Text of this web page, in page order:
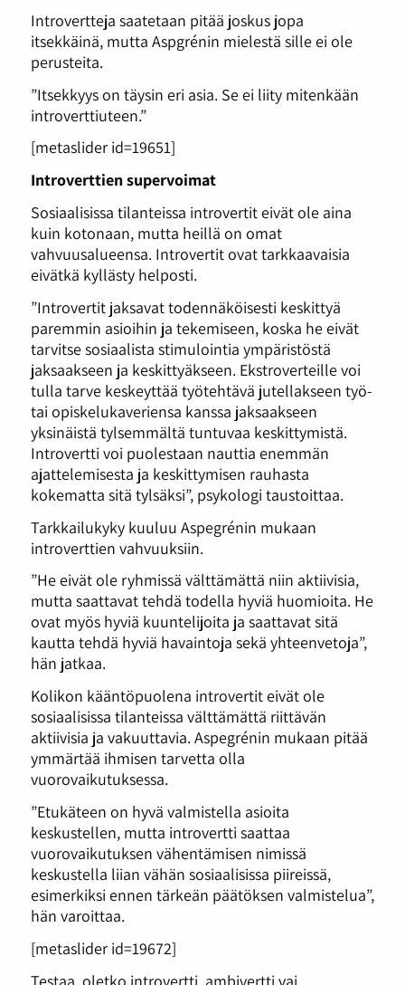
Introvertteja saatetaan pitää joskus jopa
itsekkäinä, mutta Aspgrénin mielestä sille ei ole
perusteita.
”Itsekkyys on täysin eri asia. Se ei liity mitenkään
introverttiuteen.”
[metaslider id=19651]
Introverttien supervoimat
Sosiaalisissa tilanteissa introvertit eivät ole aina
kuin kotonaan, mutta heillä on omat
vahvuusalueensa. Introvertit ovat tarkkaavaisia
eivätkä kyllästy helposti.
”Introvertit jaksavat todennäköisesti keskittyä
paremmin asioihin ja tekemiseen, koska he eivät
tarvitse sosiaalista stimulointia ympäristöstä
jaksaakseen ja keskittyäkseen. Ekstroverteille voi
tulla tarve keskeyttää työtehtävä jutellakseen työ-
tai opiskelukaveriensa kanssa jaksaakseen
yksinäistä tylsemmältä tuntuvaa keskittymistä.
Introvertti voi puolestaan nauttia enemmän
ajattelemisesta ja keskittymisen rauhasta
kokematta sitä tylsäksi”, psykologi taustoittaa.
Tarkkailukyky kuuluu Aspegrénin mukaan
introverttien vahvuuksiin.
”He eivät ole ryhmissä välttämättä niin aktiivisia,
mutta saattavat tehdä todella hyviä huomioita. He
ovat myös hyviä kuuntelijoita ja saattavat sitä
kautta tehdä hyviä havaintoja sekä yhteenvetoja”,
hän jatkaa.
Kolikon kääntöpuolena introvertit eivät ole
sosiaalisissa tilanteissa välttämättä riittävän
aktiivisia ja vakuuttavia. Aspegrénin mukaan pitää
ymmärtää ihmisen tarvetta olla
vuorovaikutuksessa.
”Etukäteen on hyvä valmistella asioita
keskustellen, mutta introvertti saattaa
vuorovaikutuksen vähentämisen nimissä
keskustella liian vähän sosiaalisissa piireissä,
esimerkiksi ennen tärkeän päätöksen valmistelua”,
hän varoittaa.
[metaslider id=19672]
Testaa, oletko introvertti, ambivertti vai